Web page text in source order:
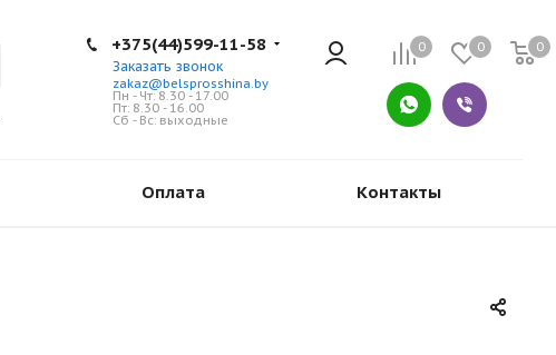
0 0 0
+375(44)599-11-58
Заказать звонок
zakaz@belsprosshina.by
Пн - Чт: 8.30 - 17.00
Пт: 8.30 - 16.00
Сб - Вс: выходные
Оплата Контакты